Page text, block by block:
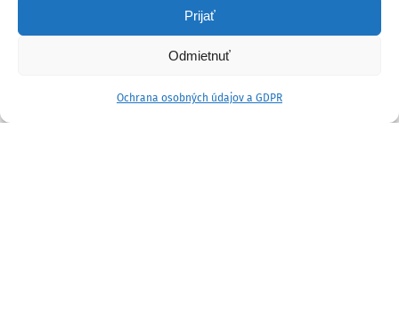
Prijať
Odmietnuť
Ochrana osobných údajov a GDPR